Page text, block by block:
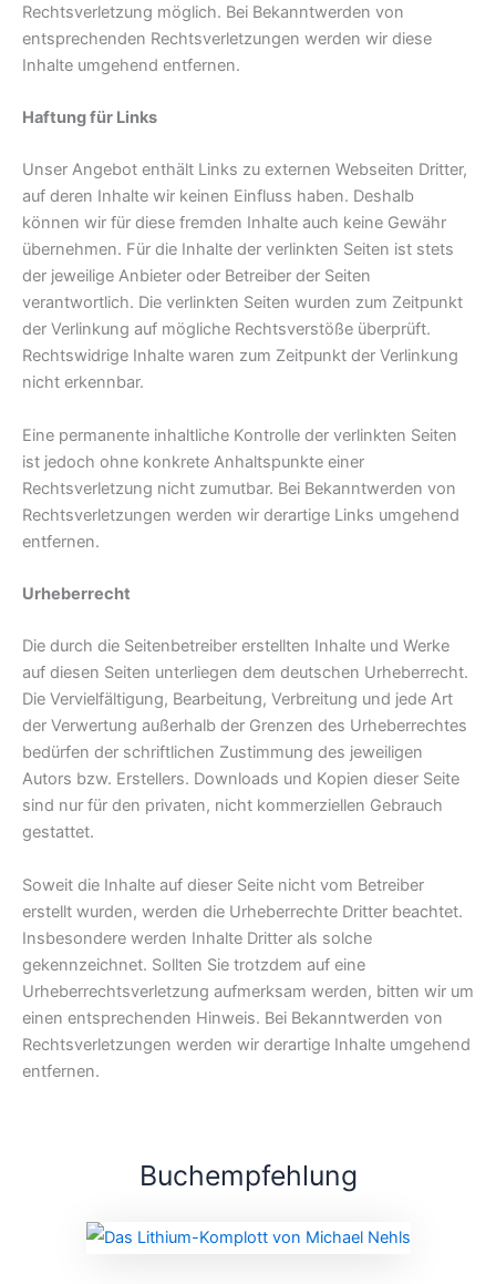
Rechtsverletzung möglich. Bei Bekanntwerden von
entsprechenden Rechtsverletzungen werden wir diese
Inhalte umgehend entfernen.
Haftung für Links
Unser Angebot enthält Links zu externen Webseiten Dritter,
auf deren Inhalte wir keinen Einfluss haben. Deshalb
können wir für diese fremden Inhalte auch keine Gewähr
übernehmen. Für die Inhalte der verlinkten Seiten ist stets
der jeweilige Anbieter oder Betreiber der Seiten
verantwortlich. Die verlinkten Seiten wurden zum Zeitpunkt
der Verlinkung auf mögliche Rechtsverstöße überprüft.
Rechtswidrige Inhalte waren zum Zeitpunkt der Verlinkung
nicht erkennbar.
Eine permanente inhaltliche Kontrolle der verlinkten Seiten
ist jedoch ohne konkrete Anhaltspunkte einer
Rechtsverletzung nicht zumutbar. Bei Bekanntwerden von
Rechtsverletzungen werden wir derartige Links umgehend
entfernen.
Urheberrecht
Die durch die Seitenbetreiber erstellten Inhalte und Werke
auf diesen Seiten unterliegen dem deutschen Urheberrecht.
Die Vervielfältigung, Bearbeitung, Verbreitung und jede Art
der Verwertung außerhalb der Grenzen des Urheberrechtes
bedürfen der schriftlichen Zustimmung des jeweiligen
Autors bzw. Erstellers. Downloads und Kopien dieser Seite
sind nur für den privaten, nicht kommerziellen Gebrauch
gestattet.
Soweit die Inhalte auf dieser Seite nicht vom Betreiber
erstellt wurden, werden die Urheberrechte Dritter beachtet.
Insbesondere werden Inhalte Dritter als solche
gekennzeichnet. Sollten Sie trotzdem auf eine
Urheberrechtsverletzung aufmerksam werden, bitten wir um
einen entsprechenden Hinweis. Bei Bekanntwerden von
Rechtsverletzungen werden wir derartige Inhalte umgehend
entfernen.
Buchempfehlung